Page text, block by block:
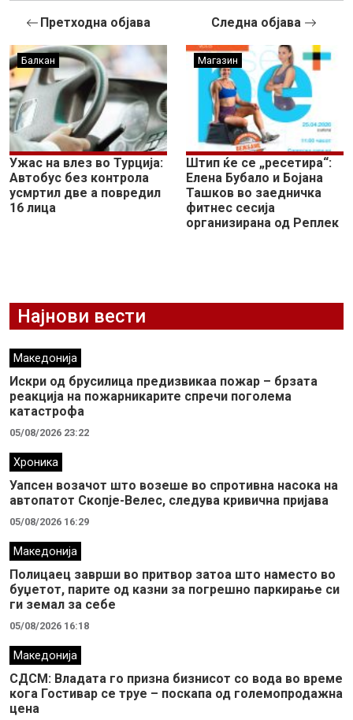
Претходна објава
Балкан
Ужас на влез во Турција:
Автобус без контрола
усмртил две а повредил
16 лица
Следна објава
Магазин
Штип ќе се „ресетира“:
Елена Бубало и Бојана
Ташков во заедничка
фитнес сесија
организирана од Реплек
Најнови вести
Македонија
Искри од брусилица предизвикаа пожар – брзата
реакција на пожарникарите спречи поголема
катастрофа
05/08/2026 23:22
Хроника
Уапсен возачот што возеше во спротивна насока на
автопатот Скопје-Велес, следува кривична пријава
05/08/2026 16:29
Македонија
Полицаец заврши во притвор затоа што наместо во
буџетот, парите од казни за погрешно паркирање си
ги земал за себе
05/08/2026 16:18
Македонија
СДСМ: Владата го призна бизнисот со вода во време
кога Гостивар се труе – поскапа од големопродажна
цена